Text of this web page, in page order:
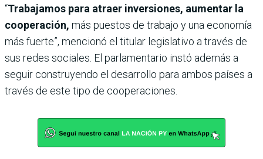
“Trabajamos para atraer inversiones, aumentar la
cooperación, más puestos de trabajo y una economía
más fuerte”, mencionó el titular legislativo a través de
sus redes sociales. El parlamentario instó además a
seguir construyendo el desarrollo para ambos países a
través de este tipo de cooperaciones.